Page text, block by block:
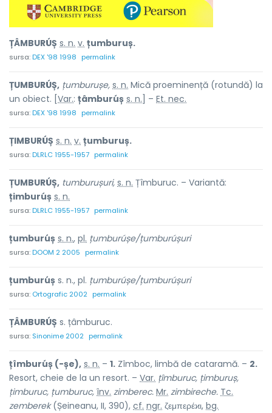
ȚÂMBURÚȘ s. n. v. țumburuș.
sursa:DEX '98 1998 permalink
ȚUMBURÚȘ, țumburușe, s. n. Mică proeminență (rotundă) la
un obiect. [ Var.: țâmburúș s. n. ] – Et. nec.
sursa:DEX '98 1998 permalink
ȚIMBURÚȘ s. n. v. țumburuș.
sursa:DLRLC 1955-1957 permalink
ȚUMBURÚȘ, tumburușuri, s. n. Țîmburuc. – Variantă:
țimburúș s. n.
sursa:DLRLC 1955-1957 permalink
țumburúș s. n., pl. țumburúșe/țumburúșuri
sursa:DOOM 2 2005 permalink
țumburúș s. n., pl. țumburúșe/țumburúșuri
sursa: Ortografic 2002 permalink
ȚÂMBURÚȘ s. țâmburuc.
sursa: Sinonime 2002 permalink
țîmburúș (-șe), s. n. – 1. Zîmboc, limbă de cataramă. – 2.
Resort, cheie de la un resort. – Var. țîmburuc, țimburuș,
țimburuc, țumburuc, înv. zimberec. Mr. zimbireche. Tc.
zemberek(Șeineanu, II, 390), cf. ngr. ζεμπερέϰι, bg.